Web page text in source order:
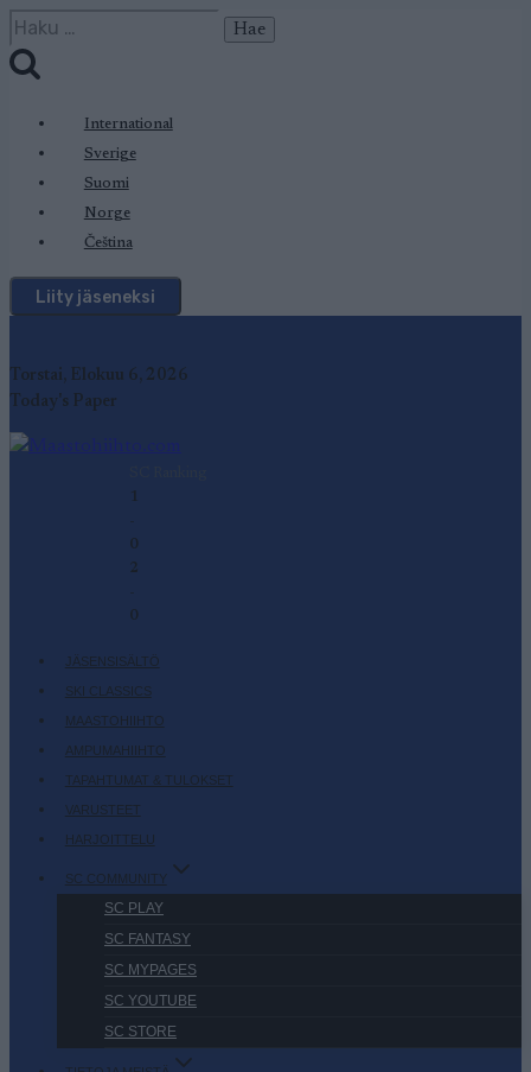
Siirry
sisältöön
Haku:
International
Sverige
Suomi
Norge
Čeština
Liity jäseneksi
Torstai, Elokuu 6, 2026
Today's Paper
1
-
0
2
-
0
JÄSENSISÄLTÖ
SKI CLASSICS
MAASTOHIIHTO
AMPUMAHIIHTO
TAPAHTUMAT & TULOKSET
VARUSTEET
HARJOITTELU
SC COMMUNITY
SC PLAY
SC FANTASY
SC MYPAGES
SC YOUTUBE
SC STORE